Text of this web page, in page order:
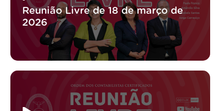
Reunião Livre de 18 de março de
2026